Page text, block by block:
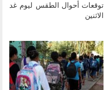
توقعات أحوال الطقس ليوم غد
الاثنين